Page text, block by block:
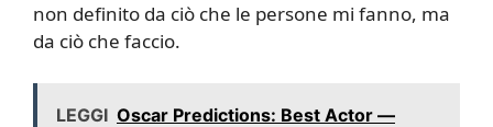
non definito da ciò che le persone mi fanno, ma
da ciò che faccio.
LEGGI Oscar Predictions: Best Actor —